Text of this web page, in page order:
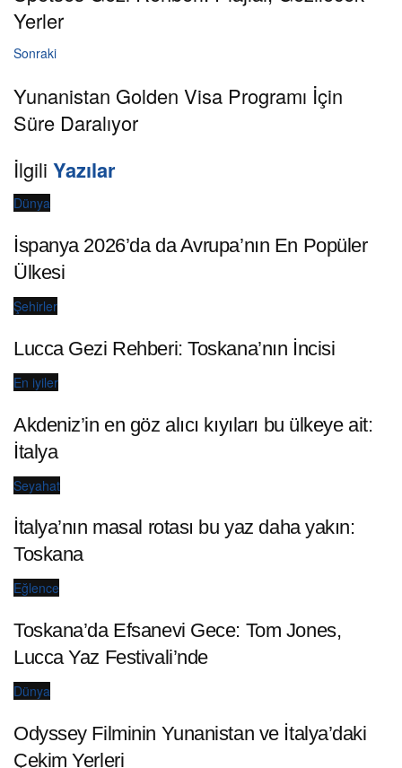
Yerler
Sonraki
Yunanistan Golden Visa Programı İçin
Süre Daralıyor
İlgili Yazılar
Dünya
İspanya 2026’da da Avrupa’nın En Popüler
Ülkesi
Şehirler
Lucca Gezi Rehberi: Toskana’nın İncisi
En iyiler
Akdeniz’in en göz alıcı kıyıları bu ülkeye ait:
İtalya
Seyahat
İtalya’nın masal rotası bu yaz daha yakın:
Toskana
Eğlence
Toskana’da Efsanevi Gece: Tom Jones,
Lucca Yaz Festivali’nde
Dünya
Odyssey Filminin Yunanistan ve İtalya’daki
Çekim Yerleri